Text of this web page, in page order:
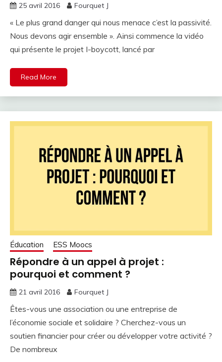
25 avril 2016 Fourquet J
« Le plus grand danger qui nous menace c’est la passivité.
Nous devons agir ensemble ». Ainsi commence la vidéo
qui présente le projet I-boycott, lancé par
Read More
Éducation ESS Moocs
Répondre à un appel à projet :
pourquoi et comment ?
21 avril 2016 Fourquet J
Êtes-vous une association ou une entreprise de
l’économie sociale et solidaire ? Cherchez-vous un
soutien financier pour créer ou développer votre activité ?
De nombreux